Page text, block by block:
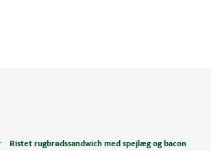
Ristet rugbrødssandwich med spejlæg og bacon